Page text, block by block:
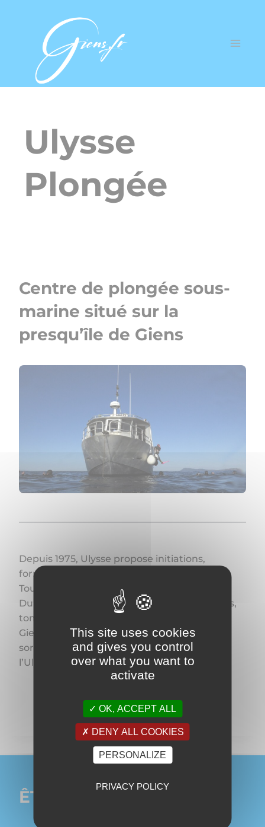
Ulysse
Plongée
Centre de plongée sous-
marine situé sur la
presqu’île de Giens
Depuis 1975, Ulysse propose initiations,
formations et plongées d’exploration entre
Toulon et les îles d’Or.
Du débutant au confirmé, découvrez épaves,
tombants et criques préservées autour de
Giens, Porquerolles et Port-Cros, avec des
sorties rapides et confortables à bord de
l’Ulysse II.
ÊTRE PRÉSENT SUR
This site uses cookies
and gives you control
over what you want to
activate
OK, ACCEPT ALL
DENY ALL COOKIES
PERSONALIZE
PRIVACY POLICY